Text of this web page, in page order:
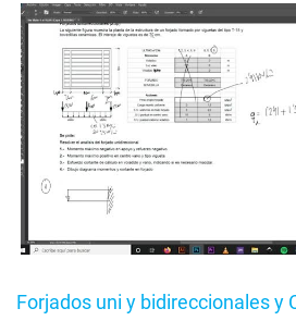
Forjados uni y bidireccionales y